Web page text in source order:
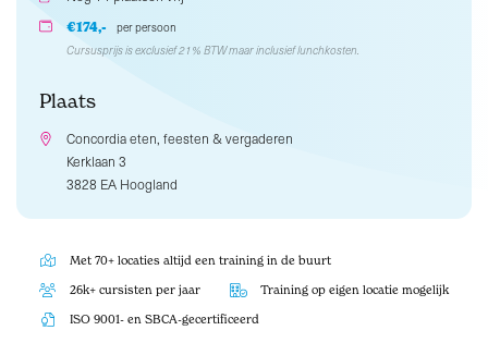
€174,-
per persoon
Cursusprijs is exclusief 21% BTW maar inclusief lunchkosten.
Plaats
Concordia eten, feesten & vergaderen
Kerklaan 3
3828 EA Hoogland
Met 70+ locaties altijd een training in de buurt
26k+ cursisten per jaar Training op eigen locatie mogelijk
ISO 9001- en SBCA-gecertificeerd